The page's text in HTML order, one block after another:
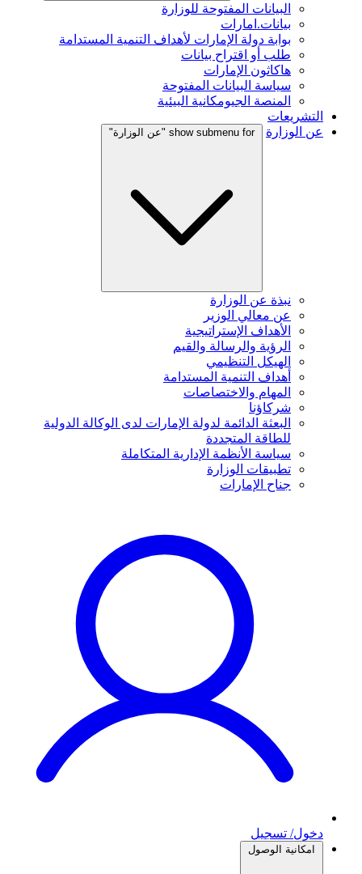
البيانات المفتوحة للوزارة
بيانات.امارات
بوابة دولة الإمارات لأهداف التنمية المستدامة
طلب أو اقتراح بيانات
هاكاثون الإمارات
سياسة البيانات المفتوحة
المنصة الجيومكانية البيئية
التشريعات
عن الوزارة
show submenu for "عن الوزارة"
نبذة عن الوزارة
عن معالي الوزير
الأهداف الإستراتيجية
الرؤية والرسالة والقيم
الهيكل التنظيمي
أهداف التنمية المستدامة
المهام والاختصاصات
شركاؤنا
البعثة الدائمة لدولة الإمارات لدى الوكالة الدولية
للطاقة المتجددة
سياسة الأنظمة الإدارية المتكاملة
تطبيقات الوزارة
جناح الإمارات
دخول/ تسجيل
امكانية الوصول